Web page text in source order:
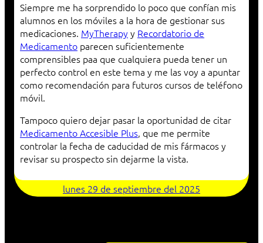
Siempre me ha sorprendido lo poco que confían mis
alumnos en los móviles a la hora de gestionar sus
medicaciones. MyTherapy y Recordatorio de
Medicamento parecen suficientemente
comprensibles paa que cualquiera pueda tener un
perfecto control en este tema y me las voy a apuntar
como recomendación para futuros cursos de teléfono
móvil.
Tampoco quiero dejar pasar la oportunidad de citar
Medicamento Accesible Plus, que me permite
controlar la fecha de caducidad de mis fármacos y
revisar su prospecto sin dejarme la vista.
lunes 29 de septiembre del 2025